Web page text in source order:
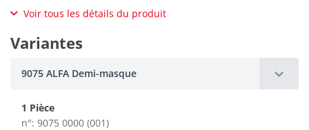
Voir tous les détails du produit
Variantes
9075 ALFA Demi-masque
1 Pièce
n°: 9075 0000 (001)